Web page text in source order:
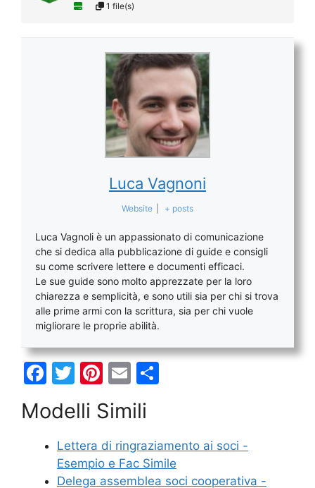
1 file(s)
Luca Vagnoni
Website + posts
Luca Vagnoli è un appassionato di comunicazione
che si dedica alla pubblicazione di guide e consigli
su come scrivere lettere e documenti efficaci.
Le sue guide sono molto apprezzate per la loro
chiarezza e semplicità, e sono utili sia per chi si trova
alle prime armi con la scrittura, sia per chi vuole
migliorare le proprie abilità.
F
c
e
b
T
w
itt
er
Pi
nt
er
e
st
E
m
ai
l
di
vi
Modelli Simili
Lettera di ringraziamento ai soci -
Esempio e Fac Simile
Delega assemblea soci cooperativa -